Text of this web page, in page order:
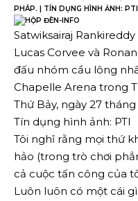
PHÁP. | TÍN DỤNG HÌNH ẢNH: PTI
Satwiksairaj
Lucas Corvee và
đấu nhóm cầu lông
Chapelle Arena trong
Thứ Bảy, ngày 27
Tín dụng hình ảnh: PTI
Tôi nghĩ rằng mọi thứ
hảo (trong trò chơi
cả cuộc tấn công của
Luôn luôn có một cái